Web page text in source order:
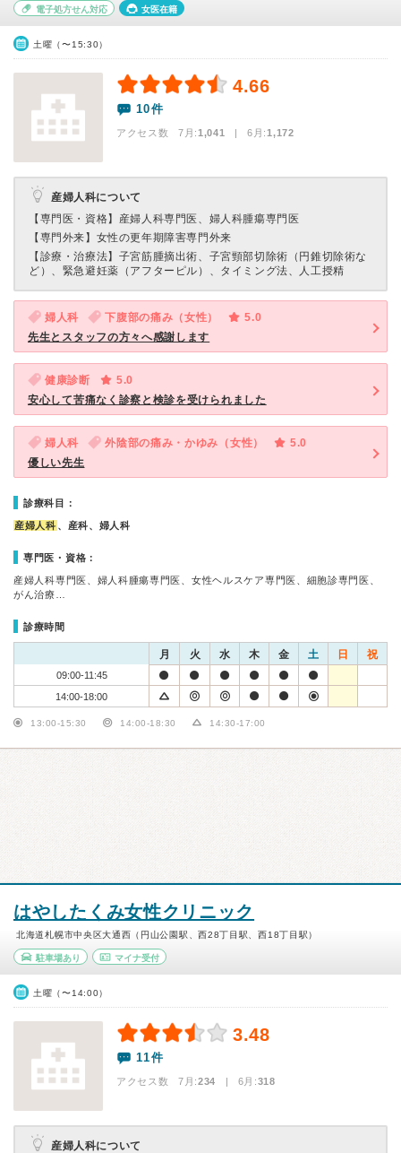
電子処方せん対応 女医在籍
土曜（〜15:30）
4.66
10件
アクセス数 7月:1,041 | 6月:1,172
産婦人科について
【専門医・資格】 産婦人科専門医、婦人科腫瘍専門医
【専門外来】 女性の更年期障害専門外来
【診療・治療法】 子宮筋腫摘出術、子宮頸部切除術（円錐切除術な
ど）、緊急避妊薬（アフターピル）、タイミング法、人工授精
婦人科 下腹部の痛み（女性）
5.0
先生とスタッフの方々へ感謝します
健康診断
5.0
安心して苦痛なく診察と検診を受けられました
婦人科 外陰部の痛み・かゆみ（女性）
5.0
優しい先生
診療科目：
産婦人科 、産科、婦人科
専門医・資格：
産婦人科専門医、婦人科腫瘍専門医、女性ヘルスケア専門医、細胞診専門医、
がん治療…
診療時間
月 火 水 木 金 土 日 祝
09:00-11:45
14:00-18:00
13:00-15:30 14:00-18:30 14:30-17:00
はやしたくみ女性クリニック
北海道札幌市中央区大通西（円山公園駅、西28丁目駅、西18丁目駅）
駐車場あり マイナ受付
土曜（〜14:00）
3.48
11件
アクセス数 7月:234 | 6月:318
産婦人科について